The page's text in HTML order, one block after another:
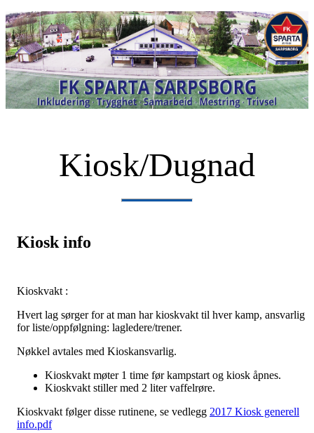
Kiosk/Dugnad
Kiosk info
Kioskvakt :
Hvert lag sørger for at man har kioskvakt til hver kamp, ansvarlig
for liste/oppfølgning: lagledere/trener.
Nøkkel avtales med Kioskansvarlig.
Kioskvakt møter 1 time før kampstart og kiosk åpnes.
Kioskvakt stiller med 2 liter vaffelrøre.
Kioskvakt følger disse rutinene, se vedlegg 2017 Kiosk generell
info.pdf